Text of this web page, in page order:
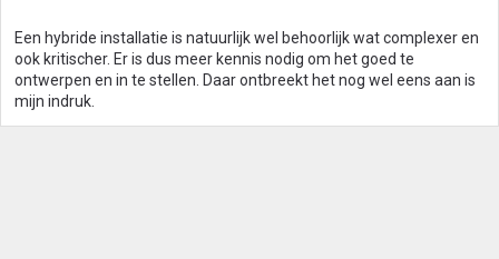
Een hybride installatie is natuurlijk wel behoorlijk wat complexer en
ook kritischer. Er is dus meer kennis nodig om het goed te
ontwerpen en in te stellen. Daar ontbreekt het nog wel eens aan is
mijn indruk.